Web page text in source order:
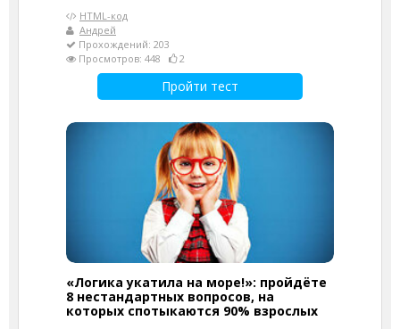
HTML-код
Андрей
Прохождений: 203
Просмотров: 448
2
Пройти тест
«Логика укатила на море!»: пройдёте
8 нестандартных вопросов, на
которых спотыкаются 90% взрослых